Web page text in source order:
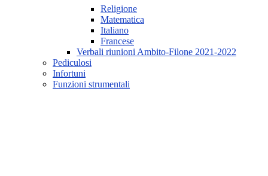
Religione
Matematica
Italiano
Francese
Verbali riunioni Ambito-Filone 2021-2022
Pediculosi
Infortuni
Funzioni strumentali